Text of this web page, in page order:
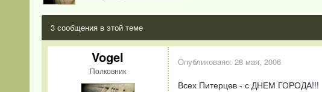
3 сообщения в этой теме
Vogel
Полковник
Опубликовано: 28 мая, 2006
Всех Питерцев - с ДНЕМ ГОРОДА!!!